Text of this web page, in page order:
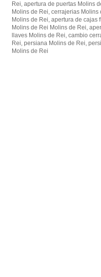
Rei, apertura de puertas Molins
Molins de Rei, cerrajerias
Molins de Rei, apertura de cajas
Molins de Rei Molins de Rei,
llaves Molins de Rei, cambio
Rei, persiana Molins de Rei,
Molins de Rei